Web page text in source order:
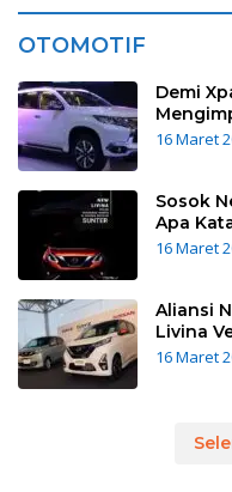
OTOMOTIF
Demi
16 Maret
Sosok
Apa
16 Maret
Aliansi
Livina
16 Maret